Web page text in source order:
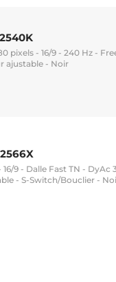
pixels - 16/9 - 240 Hz -
ajustable - Noir
9 - Dalle Fast TN - DyAc
- S-Switch/Bouclier -